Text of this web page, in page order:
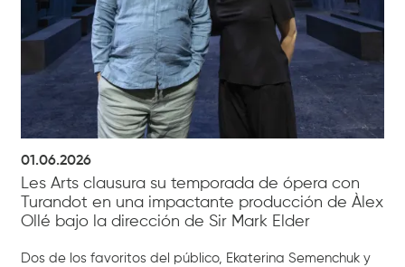
01.06.2026
Les Arts clausura su temporada de ópera con
Turandot en una impactante producción de Àlex
Ollé bajo la dirección de Sir Mark Elder
Dos de los favoritos del público, Ekaterina Semenchuk y